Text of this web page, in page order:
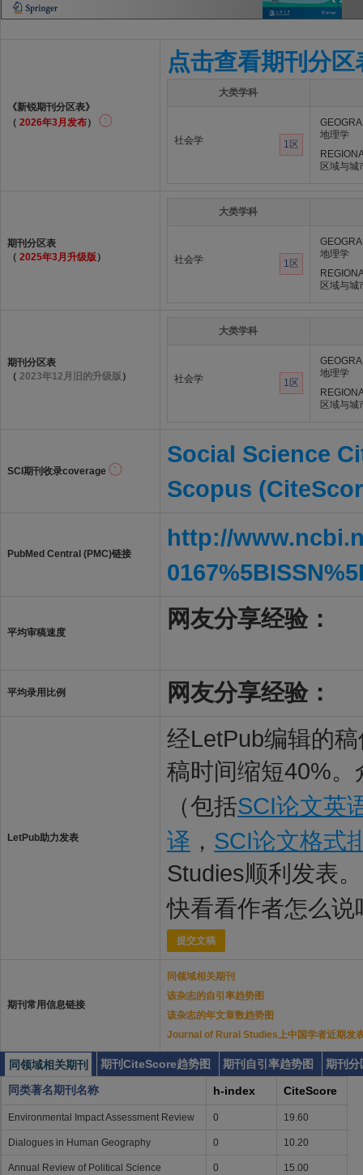
《新锐期刊分区表》
（ 2026年3月发布）
点击查看期刊分区
大类学科
社会学 1区
地理学
区域与城
期刊分区表
（ 2025年3月升级版 ）
大类学科
社会学 1区
地理学
区域与城
期刊分区表
（ 2023年12月旧的升级版 ）
大类学科
社会学 1区
地理学
区域与城
SCI期刊收录coverage
Social Science
Scopus
PubMed Central (PMC)链接
http://
平均审稿速度
网友分享经验：
平均录用比例 网友分享经验：
LetPub助力发表
经LetPub编辑的
稿时间缩短40%
（包括SCI论文英
译 ， SCI论文格式
Studies顺利发表。
快看看作者怎么说
提交文稿
期刊常用信息链接
同领域相关期刊
该杂志的自引率趋势图
该杂志的年文章数趋势图
Journal of Rural Studies上中国学者近期发
同领域相关期刊 期刊CiteScore趋势图 期刊自引率趋势图
期刊分
同类著名期刊名称
h-index CiteScore
Environmental Impact Assessment Review 0 19.60
Dialogues in Human Geography 0 10.20
Annual Review of Political Science 0 15.00